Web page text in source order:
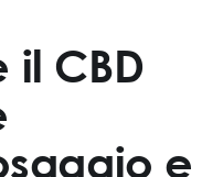
il CBD
e